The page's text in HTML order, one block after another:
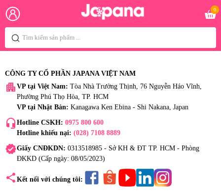
0
CÔNG TY CỔ PHẦN JAPANA VIỆT NAM
apartment VP tại Việt Nam: Tòa Nhà Trường Thịnh, 76 Nguyễn Háo Vĩnh,
Phường Phú Thọ Hòa, TP. HCM
VP tại Nhật Bản: Kanagawa Ken Ebina - Shi Nakana, Japan
headset_mic Hotline CSKH: 0975 800 600
Hotline khiếu nại: (028) 7108 8889
verifiedGiấy CNĐKDN: 0313518985 - Sở KH & ĐT TP. HCM - Phòng
ĐKKD (Cấp ngày: 08/05/2023)
share Kết nối với chúng tôi: